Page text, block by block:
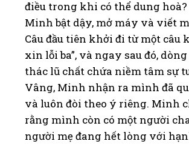
điều trong khi có thể dung
Minh bật dậy, mở máy và viết
Câu đầu tiên khởi đi từ một câu
xin lỗi ba”, và ngay sau đó,
thác lũ chất chứa niềm tâm sự
Vâng, Minh nhận ra mình đã
và luôn đòi theo ý riêng. Minh
rằng mình còn có một người
người mẹ đang hết lòng với